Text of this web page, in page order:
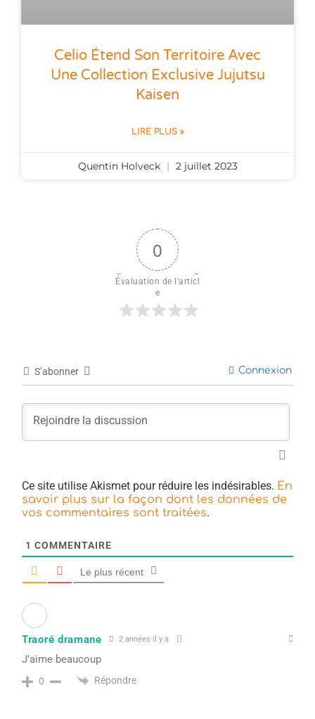
Celio Étend Son Territoire Avec
Une Collection Exclusive Jujutsu
Kaisen
LIRE PLUS »
Quentin Holveck 2 juillet 2023
0
Évaluation de l'articl
e
S’abonner Connexion
Ce site utilise Akismet pour réduire les indésirables. En
savoir plus sur la façon dont les données de
vos commentaires sont traitées.
1 COMMENTAIRE
Le plus récent
Traoré dramane 2 années il y a
J’aime beaucoup
0 Répondre